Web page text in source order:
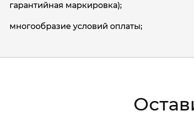
гарантийная маркировка);
многообразие условий оплаты;